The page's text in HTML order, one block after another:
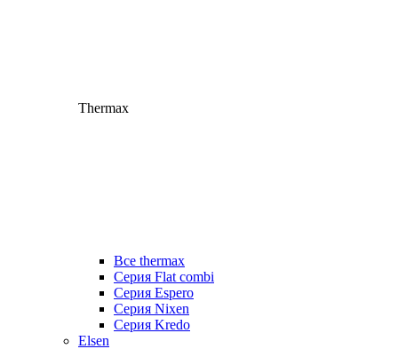
Thermax
Все thermax
Серия Flat combi
Серия Espero
Серия Nixen
Серия Kredo
Elsen